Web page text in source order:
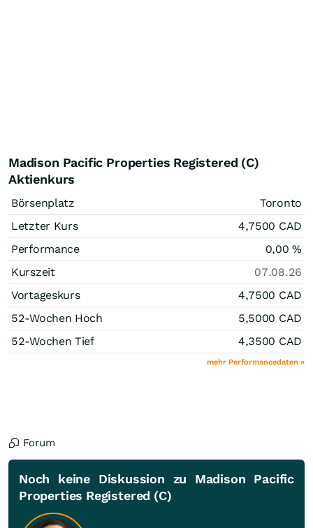
Madison Pacific Properties Registered (C)
Aktienkurs
Börsenplatz
Toronto
Letzter Kurs
4,7500 CAD
Performance
0,00%
Kurszeit
07.08.26
Vortageskurs
4,7500 CAD
52-Wochen Hoch
5,5000 CAD
52-Wochen Tief
4,3500 CAD
mehr Performancedaten »
Forum
Noch keine Diskussion zu Madison Pacific
Properties Registered (C)